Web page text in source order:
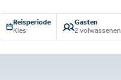
Reisperiode
Kies
Gasten
2 volwassenen